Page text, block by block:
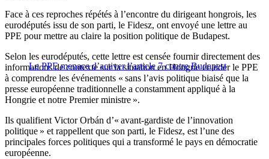
Face à ces reproches répétés à l’encontre du dirigeant hongrois, les
eurodéputés issu de son parti, le Fidesz, ont envoyé une lettre au
PPE pour mettre au claire la position politique de Budapest.
Le PPE menace d’activer l’article 7 contre Budapest
Selon les eurodéputés, cette lettre est censée fournir directement des
informations de contexte sur la situation en Hongrie et aider le PPE
à comprendre les événements « sans l’avis politique biaisé que la
presse européenne traditionnelle a constamment appliqué à la
Hongrie et notre Premier ministre ».
Ils qualifient Victor Orbán d’« avant-gardiste de l’innovation
politique » et rappellent que son parti, le Fidesz, est l’une des
principales forces politiques qui a transformé le pays en démocratie
européenne.